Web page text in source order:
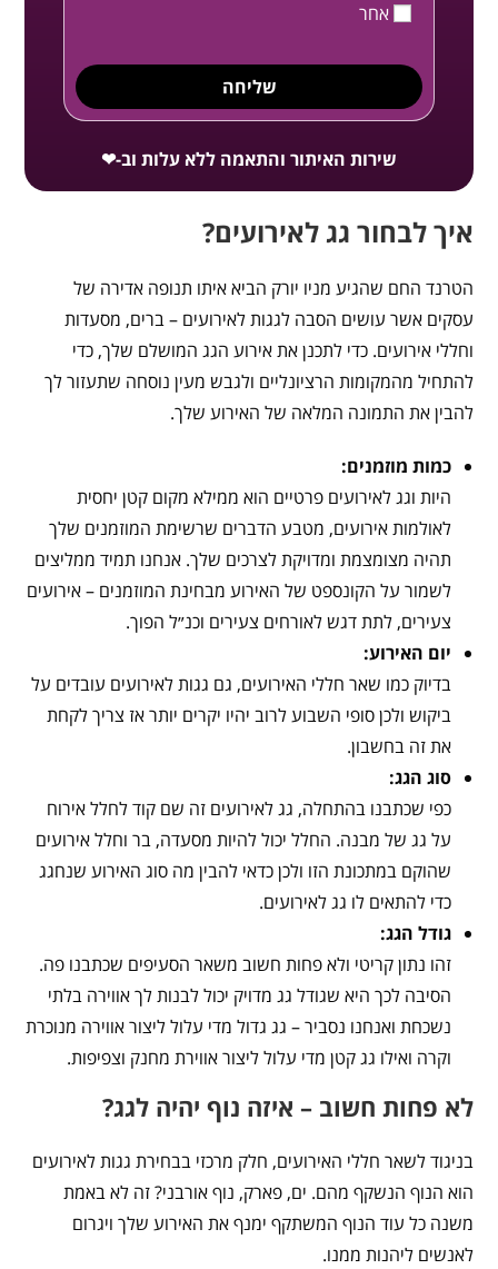
אחר
שליחה
שירות האיתור והתאמה ללא עלות וב-❤
איך לבחור גג לאירועים?
הטרנד החם שהגיע מניו יורק הביא איתו תנופה אדירה של
עסקים אשר עושים הסבה לגגות לאירועים – ברים, מסעדות
וחללי אירועים. כדי לתכנן את אירוע הגג המושלם שלך, כדי
להתחיל מהמקומות הרציונליים ולגבש מעין נוסחה שתעזור לך
להבין את התמונה המלאה של האירוע שלך.
כמות מוזמנים:
היות וגג לאירועים פרטיים הוא ממילא מקום קטן יחסית
לאולמות אירועים, מטבע הדברים שרשימת המוזמנים שלך
תהיה מצומצמת ומדויקת לצרכים שלך. אנחנו תמיד ממליצים
לשמור על הקונספט של האירוע מבחינת המוזמנים – אירועים
צעירים, לתת דגש לאורחים צעירים וכנ״ל הפוך.
יום האירוע:
בדיוק כמו שאר חללי האירועים, גם גגות לאירועים עובדים על
ביקוש ולכן סופי השבוע לרוב יהיו יקרים יותר אז צריך לקחת
את זה בחשבון.
סוג הגג:
כפי שכתבנו בהתחלה, גג לאירועים זה שם קוד לחלל אירוח
על גג של מבנה. החלל יכול להיות מסעדה, בר וחלל אירועים
שהוקם במתכונת הזו ולכן כדאי להבין מה סוג האירוע שנחגג
כדי להתאים לו גג לאירועים.
גודל הגג:
זהו נתון קריטי ולא פחות חשוב משאר הסעיפים שכתבנו פה.
הסיבה לכך היא שגודל גג מדויק יכול לבנות לך אווירה בלתי
נשכחת ואנחנו נסביר – גג גדול מדי עלול ליצור אווירה מנוכרת
וקרה ואילו גג קטן מדי עלול ליצור אווירת מחנק וצפיפות.
לא פחות חשוב – איזה נוף יהיה לגג?
בניגוד לשאר חללי האירועים, חלק מרכזי בבחירת גגות לאירועים
הוא הנוף הנשקף מהם. ים, פארק, נוף אורבני? זה לא באמת
משנה כל עוד הנוף המשתקף ימנף את האירוע שלך ויגרום
לאנשים ליהנות ממנו.